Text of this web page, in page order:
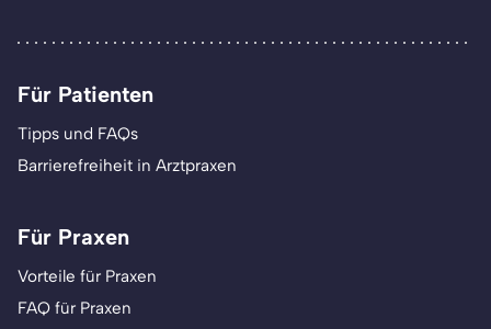
Für Patienten
Tipps und FAQs
Barrierefreiheit in Arztpraxen
Für Praxen
Vorteile für Praxen
FAQ für Praxen